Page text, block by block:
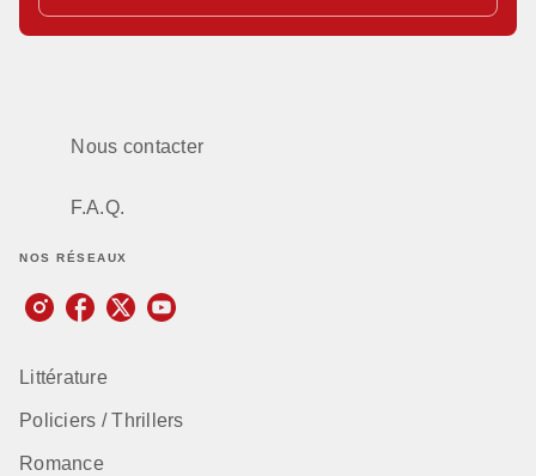
Nous contacter
F.A.Q.
NOS RÉSEAUX
Littérature
Policiers / Thrillers
Romance